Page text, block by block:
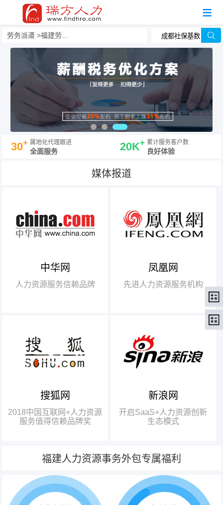
劳务派遣 福建劳务派遣
30+ 属地化代理跟进
全面服务 20K+ 累计服务客户数
良好体验
媒体报道
中华网
人力资源服务信赖品牌
【腾讯】“2018中国互联网
+行业领军企业奖”
【瑞方】“2018中国互联网
+人力资源服务值得信赖品牌奖”。
凤凰网
先进人力资源服务机构
搜狐网
2018中国互联网+人力资源
服务值得信赖品牌奖
瑞方人力获得人力资源行业唯
一奖项——“2018中国互联网+人
力资源服务值得信赖品牌奖”
新浪网
开启SaaS+人力资源创新
生态模式
福建人力资源事务外包专属福利